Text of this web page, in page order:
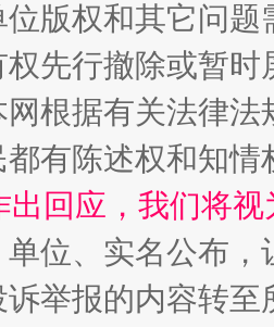
艺术幻境
版权和其它问题
先行撤除或暂
网根据有关法律
有陈述权和知情
出回应，我们将
位、实名公布
举报的内容转